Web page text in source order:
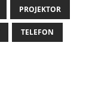
PROJEKTOR
TELEFON